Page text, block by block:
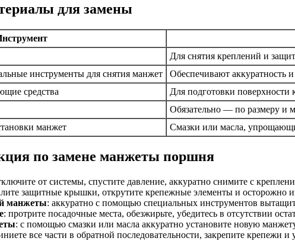
для замены
Для снятия креплений и
инструменты для снятия манжет
Обеспечивают аккуратность и
средства
Для подготовки поверхности
Обязательно — по размеру и
манжет
Смазки или масла,
по замене манжеты поршня
от системы, спустите давление, аккуратно снимите с
защитные крышки, открутите крепежные элементы и осторожно
манжеты: аккуратно с помощью специальных инструментов
: протрите посадочные места, обезжирьте, убедитесь в отсутствии
: с помощью смазки или масла аккуратно установите новую
все части в обратной последовательности, закрепите крепежи и